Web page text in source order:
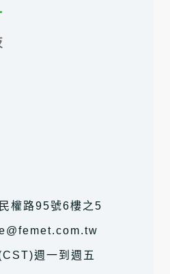
權路95號6樓之5
週一到週五